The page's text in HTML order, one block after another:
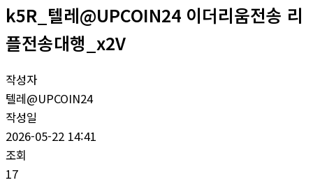
k5R_텔레@UPCOIN24 이더리움전송 리
플전송대행_x2V
작성자
텔레@UPCOIN24
작성일
2026-05-22 14:41
조회
17